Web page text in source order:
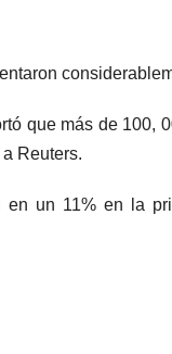
que más de 100,
Reuters.
un 11% en la